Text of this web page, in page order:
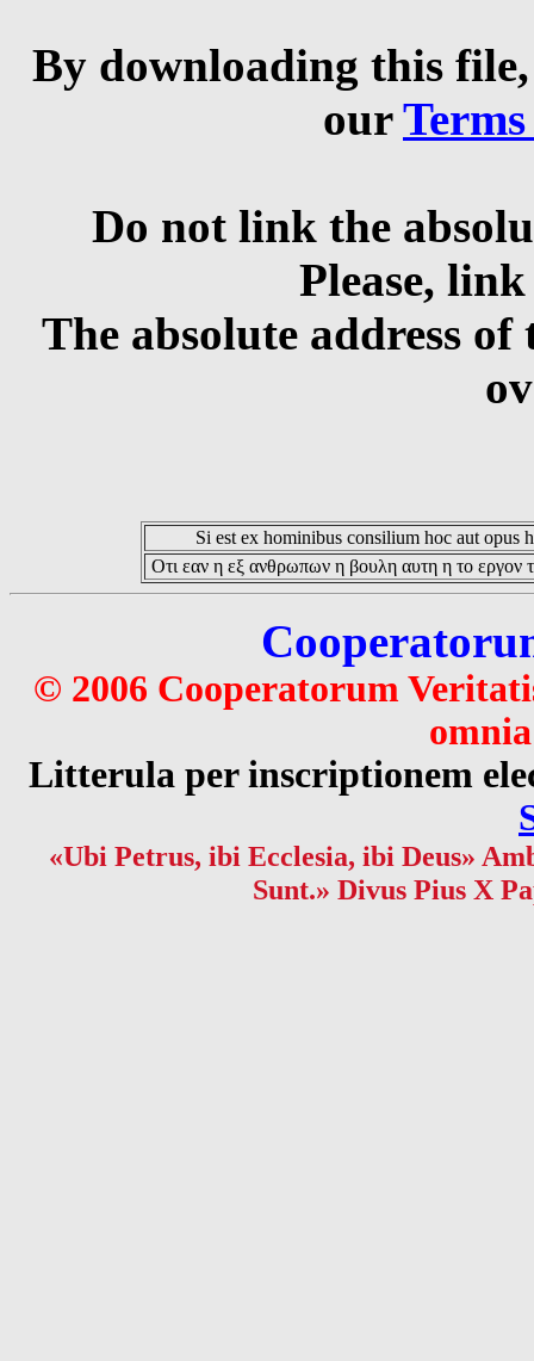
By downloading this
our
Do not link the
Please,
The absolute address
Si est ex hominibus consilium hoc aut opus
Οτι εαν η εξ ανθρωπων η βουλη αυτη η το εργον
© 2006 Cooperatorum
Litterula per inscriptionem
«Ubi Petrus, ibi Ecclesia, ibi Deus»
Sunt.» Divus Pius X